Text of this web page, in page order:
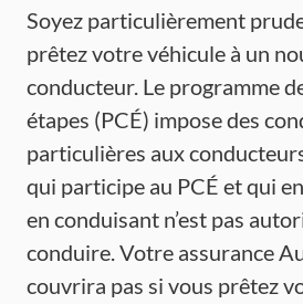
Soyez particulièrement
prêtez votre véhicule à un
conducteur. Le programme
étapes (PCÉ) impose des
particulières aux
qui participe au PCÉ et qui
en conduisant n’est pas
conduire. Votre assurance
couvrira pas si vous prêtez